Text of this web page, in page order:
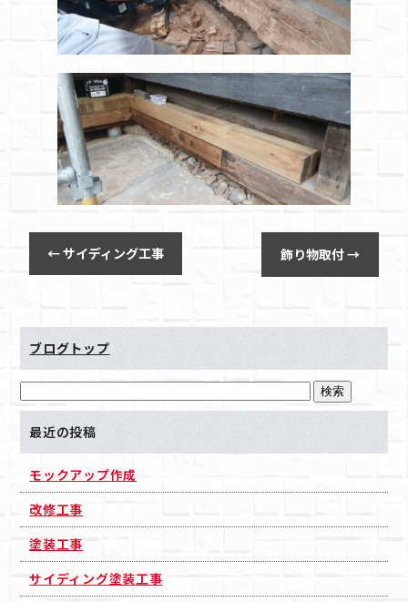
←サイディング工事 飾り物取付→
ブログトップ
最近の投稿
モックアップ作成
改修工事
塗装工事
サイディング塗装工事